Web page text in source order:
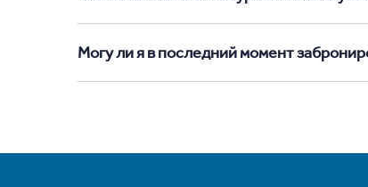
Могу ли я в последний момент